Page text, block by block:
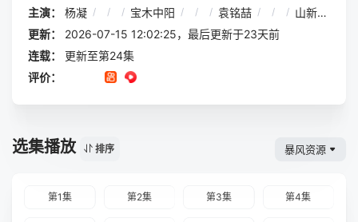
主演：
杨凝 / / / 宝木中阳 / / / 袁铭喆 / / / 山新
更新：
2026-07-15 12:02:25，最后更新于23天前
连载：
更新至第24集
评价：
选集播放 排序 暴风资源
第1集 第2集 第3集 第4集